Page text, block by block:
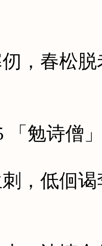
春松脱
勉诗僧
低佪谒